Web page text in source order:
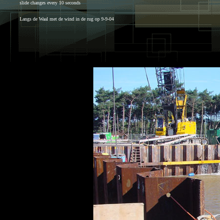
slide changes every 10 seconds
Langs de Waal met de wind in de rug op 9-9-04